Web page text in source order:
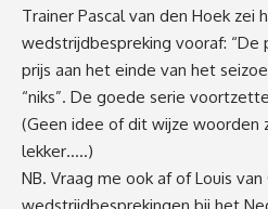
Trainer Pascal van den Hoek zei
wedstrijdbespreking vooraf:
prijs aan het einde van het
“niks”. De goede serie
(Geen idee of dit wijze woorden
lekker…..)
NB. Vraag me ook af of Louis van
wedstrijdbesprekingen bij het